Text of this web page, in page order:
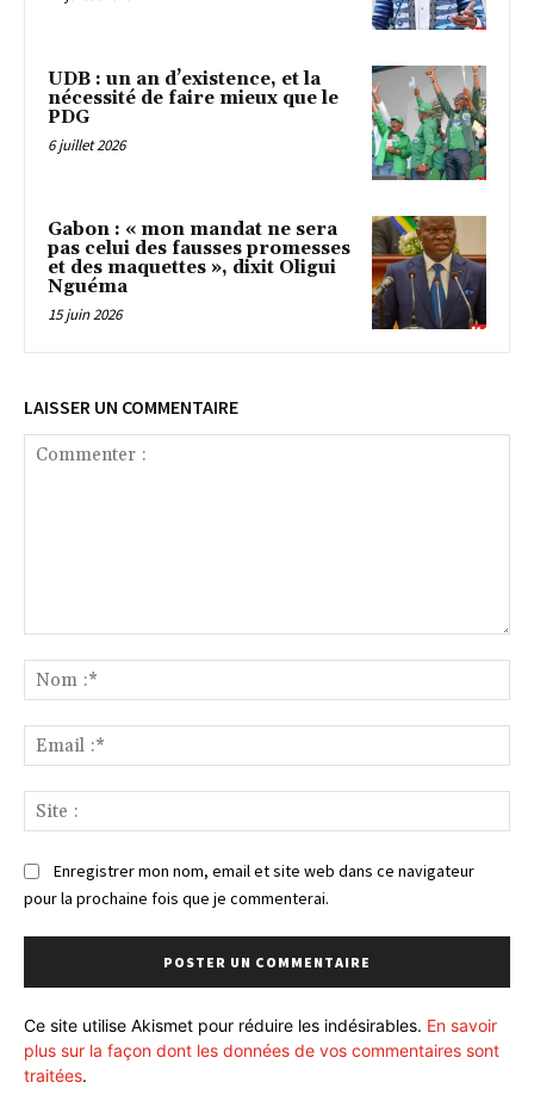
UDB : un an d’existence, et la
nécessité de faire mieux que le
PDG
6 juillet 2026
Gabon : « mon mandat ne sera
pas celui des fausses promesses
et des maquettes », dixit Oligui
Nguéma
15 juin 2026
LAISSER UN COMMENTAIRE
:*
:*
:
Enregistrer mon nom, email et site web dans ce navigateur
pour la prochaine fois que je commenterai.
Ce site utilise Akismet pour réduire les indésirables. En savoir
plus sur la façon dont les données de vos commentaires sont
traitées.